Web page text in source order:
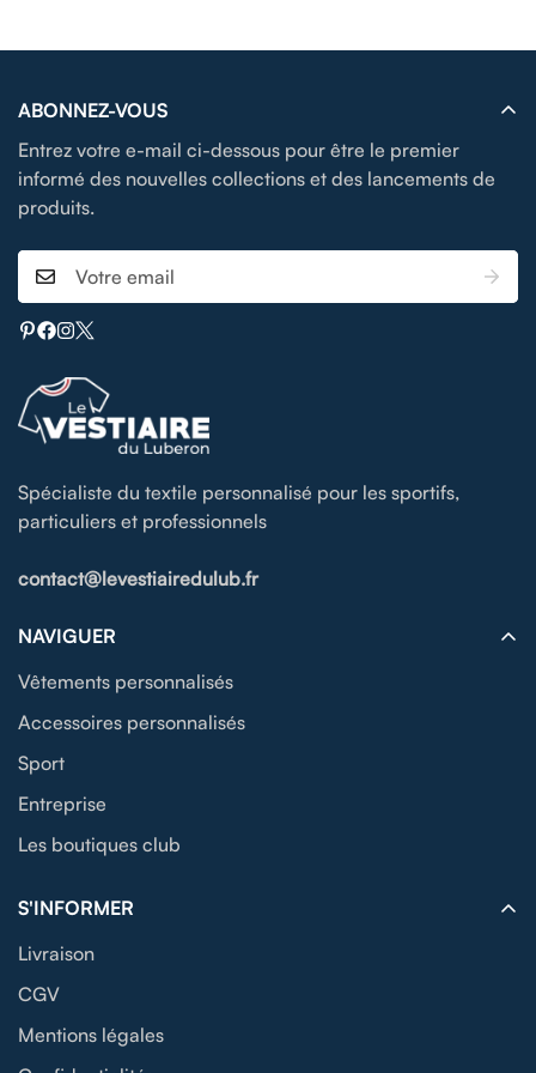
Spécialiste du textile personnalisé pour les sportifs,
particuliers et professionnels
contact@levestiairedulub.fr
NAVIGUER
Vêtements personnalisés
Accessoires personnalisés
Sport
Entreprise
Les boutiques club
S'INFORMER
Livraison
CGV
Mentions légales
ABONNEZ-VOUS
Entrez votre e-mail ci-dessous pour être le premier
informé des nouvelles collections et des lancements de
produits.